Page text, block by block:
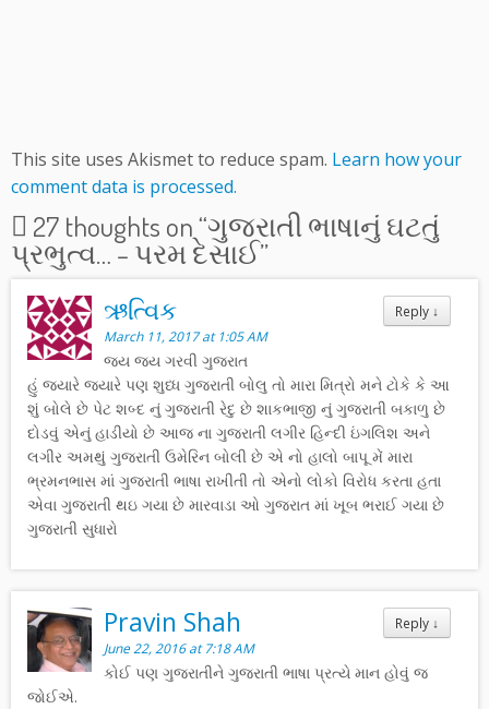
This site uses Akismet to reduce spam. Learn how your
comment data is processed.
27 thoughts on “ગુજરાતી ભાષાનું ઘટતું
પ્રભુત્વ… – પરમ દેસાઈ”
Reply ↓
ઋત્વિક
March 11, 2017 at 1:05 AM
જય જય ગરવી ગુજરાત
હું જ્યારે જ્યારે પણ શુધ્ધ ગુજરાતી બોલુ તો મારા મિત્રો મને ટોકે કે આ
શું બોલે છે પેટ શબ્દ નું ગુજરાતી રેદુ છે શાકભાજી નું ગુજરાતી બકાળુ છે
દોડવું એનું હાડીયો છે આજ ના ગુજરાતી લગીર હિન્દી ઇંગલિશ અને
લગીર અમથું ગુજરાતી ઉમેરિન બોલી છે એ નો હાલો બાપૂ મેં મારા
ભ્રમનભાસ માં ગુજરાતી ભાષા રાખીતી તો એનો લોકો વિરોધ કરતા હતા
એવા ગુજરાતી થઇ ગયા છે મારવાડા ઓ ગુજરાત માં ખૂબ ભરાઈ ગયા છે
ગુજરાતી સુધારો
Reply ↓
Pravin Shah
June 22, 2016 at 7:18 AM
કોઈ પણ ગુજરાતીને ગુજરાતી ભાષા પ્રત્યે માન હોવું જ
જોઈએ.